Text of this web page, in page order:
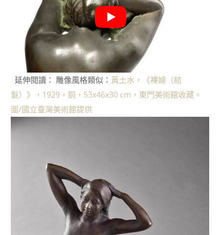
延伸閱讀： 雕像風格類似： 黃土水，《裸婦（結
髮）》，1929，銅，53x46x30 cm，東門美術館收藏。
圖/國立臺灣美術館提供